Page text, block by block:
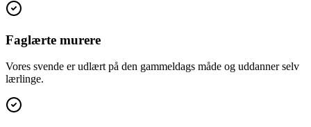
Faglærte murere
Vores svende er udlært på den gammeldags måde og uddanner selv
lærlinge.